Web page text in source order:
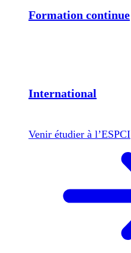
Formation continue
International
Venir étudier à l’ESPCI